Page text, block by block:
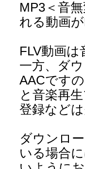
MP3＜音
れる動画
FLV動画
一方、ダ
AACです
と音楽再
登録など
ダウンロ
いる場合